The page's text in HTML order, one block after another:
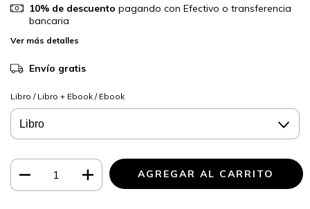
10% de descuento pagando con Efectivo o transferencia
bancaria
Ver más detalles
Envío gratis
Libro / Libro + Ebook / Ebook